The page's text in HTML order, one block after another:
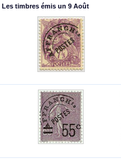
Les timbres émis un 9 Août